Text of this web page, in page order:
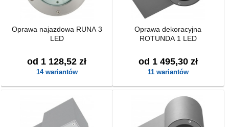
Oprawa najazdowa RUNA 3
LED
od 1 128,52 zł
14 wariantów
Oprawa dekoracyjna
ROTUNDA 1 LED
od 1 495,30 zł
11 wariantów